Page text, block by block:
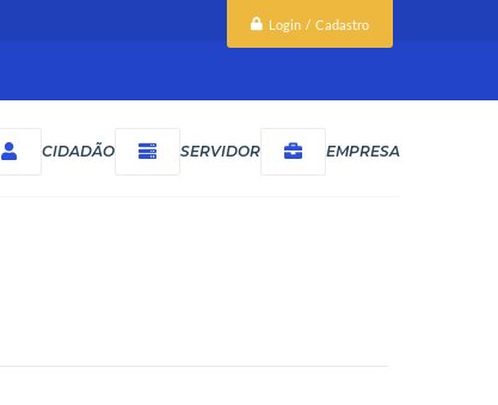
Login / Cadastro
CIDADÃO SERVIDOR EMPRESA